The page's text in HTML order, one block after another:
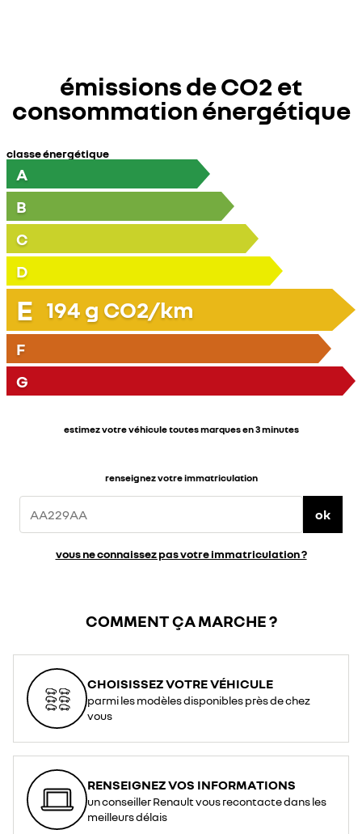
émissions de CO2 et
consommation énergétique
classe énergétique
A
B
C
D
E 194 g CO2/km
F
G
estimez votre véhicule toutes marques en 3 minutes
renseignez votre immatriculation
ok
vous ne connaissez pas votre immatriculation ?
COMMENT ÇA MARCHE ?
CHOISISSEZ VOTRE VÉHICULE
parmi les modèles disponibles près de chez
vous
RENSEIGNEZ VOS INFORMATIONS
un conseiller Renault vous recontacte dans les
meilleurs délais